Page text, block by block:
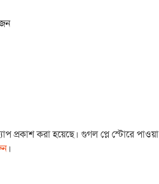
প্রকাশ করা হয়েছে। গুগল প্লে স্টোরে পাওয়া
।